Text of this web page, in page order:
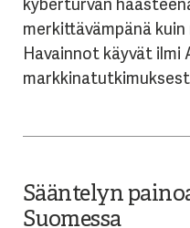
kyberturvan
merkittävämpänä
Havainnot käyvät
Sääntelyn
Suomessa